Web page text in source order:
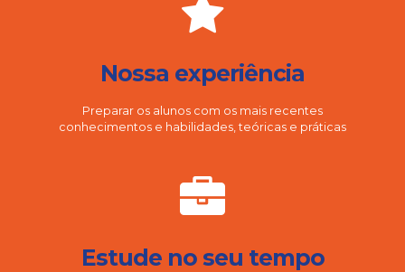
Nossa experiência
Preparar os alunos com os mais recentes
conhecimentos e habilidades, teóricas e práticas
Estude no seu tempo